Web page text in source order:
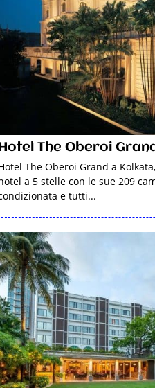
The Oberoi
The Oberoi Grand a
a 5 stelle con le sue 209
e tutti...